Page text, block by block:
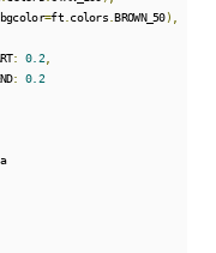
bgcolor=ft. colors .BROWN_50),
: 0.2
: 0.2